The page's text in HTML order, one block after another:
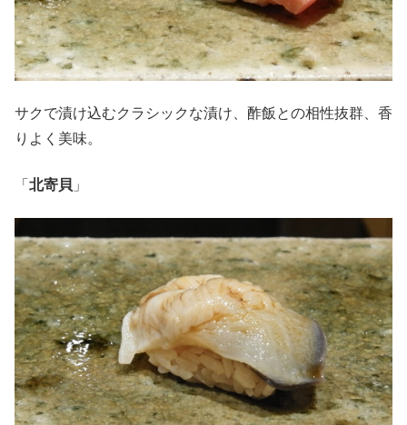
サクで漬け込むクラシックな漬け、酢飯との相性抜群、香
りよく美味。
「 北寄貝 」